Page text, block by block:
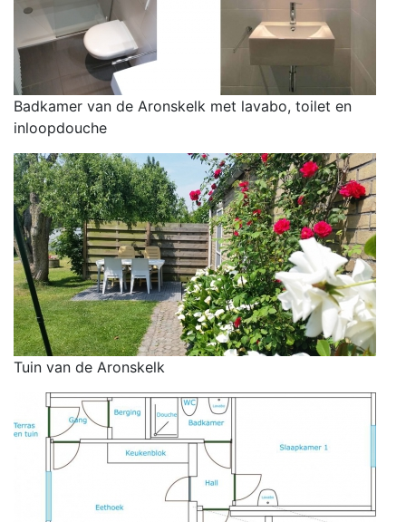
Badkamer van de Aronskelk met lavabo, toilet en
inloopdouche
Tuin van de Aronskelk